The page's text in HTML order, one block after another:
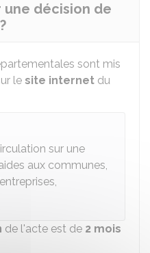
décision de
sont mis
le site internet du
sur une
aux communes,
de l'acte est de 2 mois